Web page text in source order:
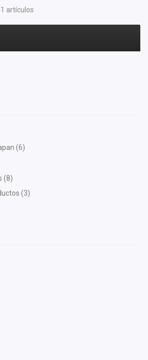
artículos
(6)
(8)
(3)